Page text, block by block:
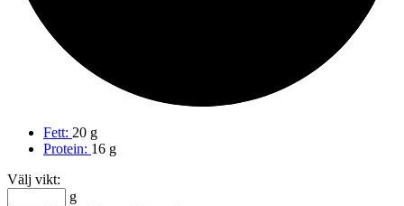
Fett: 20 g
Protein: 16 g
Välj vikt:
g